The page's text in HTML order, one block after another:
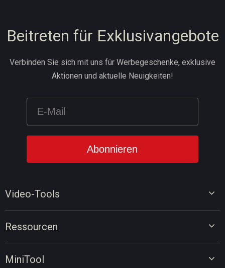
Video-Tools
Ressourcen
MiniTool
Beitreten für Exklusivangebote
Verbinden Sie sich mit uns für Werbegeschenke, exklusive
Aktionen und aktuelle Neuigkeiten!